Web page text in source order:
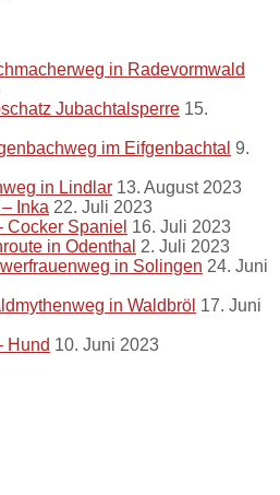
in Radevormwald
Jubachtalsperre 15.
im Eifgenbachtal 9.
in Lindlar 13. August 2023
Inka 22. Juli 2023
Cocker Spaniel 16. Juli 2023
in Odenthal 2. Juli 2023
in Solingen 24. Juni
in Waldbröl 17. Juni
Hund 10. Juni 2023